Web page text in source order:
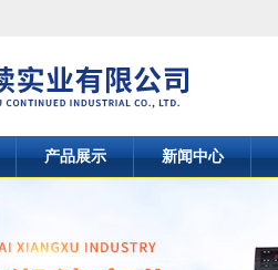
产品展示 新闻中心